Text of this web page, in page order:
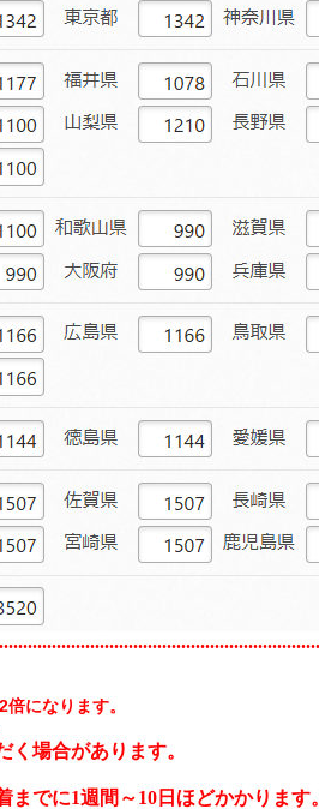
になります。
場合があります。
までに1週間～10日ほどかかります